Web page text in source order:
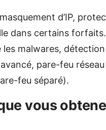
d’IP,
dans certains forfaits.
malwares, détection
pare-feu
feu séparé).
vous